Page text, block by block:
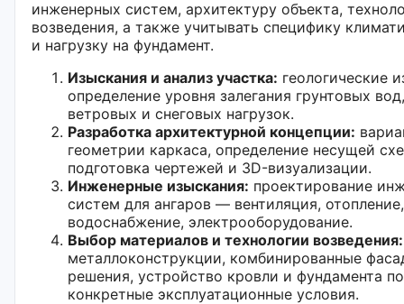
инженерных систем, архитектуру объекта,
возведения, а также учитывать специфику
и нагрузку на фундамент.
Изыскания и анализ участка: геологические
определение уровня залегания грунтовых
ветровых и снеговых нагрузок.
Разработка архитектурной концепции:
геометрии каркаса, определение несущей
подготовка чертежей и 3D-визуализации.
Инженерные изыскания: проектирование
систем для ангаров — вентиляция, отопление,
водоснабжение, электрооборудование.
Выбор материалов и технологии возведения:
металлоконструкции, комбинированные
решения, устройство кровли и фундамента
конкретные эксплуатационные условия.